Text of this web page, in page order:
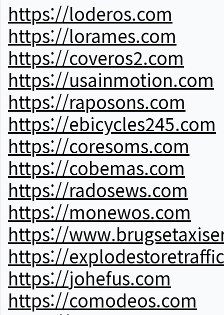
https://loderos.com
https://lorames.com
https://coveros2.com
https://usainmotion.com
https://raposons.com
https://ebicycles245.com
https://coresoms.com
https://cobemas.com
https://radosews.com
https://monewos.com
https://
https://
https://johefus.com
https://comodeos.com